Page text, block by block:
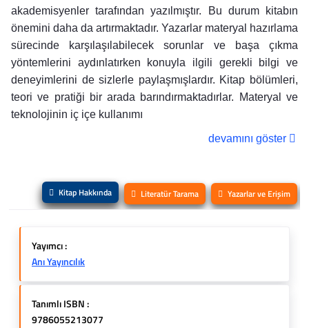
akademisyenler tarafından yazılmıştır. Bu durum kitabın
önemini daha da artırmaktadır. Yazarlar materyal hazırlama
sürecinde karşılaşılabilecek sorunlar ve başa çıkma
yöntemlerini aydınlatırken konuyla ilgili gerekli bilgi ve
deneyimlerini de sizlerle paylaşmışlardır. Kitap bölümleri,
teori ve pratiği bir arada barındırmaktadırlar. Materyal ve
teknolojinin iç içe kullanımı
devamını göster
Kitap Hakkında Literatür Tarama Yazarlar ve Erişim
Yayımcı :
Anı Yayıncılık
Tanımlı ISBN :
9786055213077